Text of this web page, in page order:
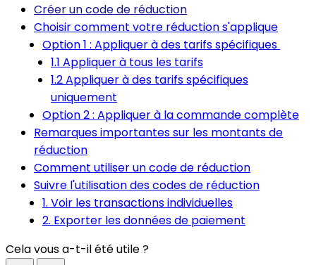
Créer un code de réduction
Choisir comment votre réduction s'applique
Option 1 : Appliquer à des tarifs spécifiques
1.1 Appliquer à tous les tarifs
1.2 Appliquer à des tarifs spécifiques
uniquement
Option 2 : Appliquer à la commande complète
Remarques importantes sur les montants de
réduction
Comment utiliser un code de réduction
Suivre l'utilisation des codes de réduction
1. Voir les transactions individuelles
2. Exporter les données de paiement
Cela vous a-t-il été utile ?